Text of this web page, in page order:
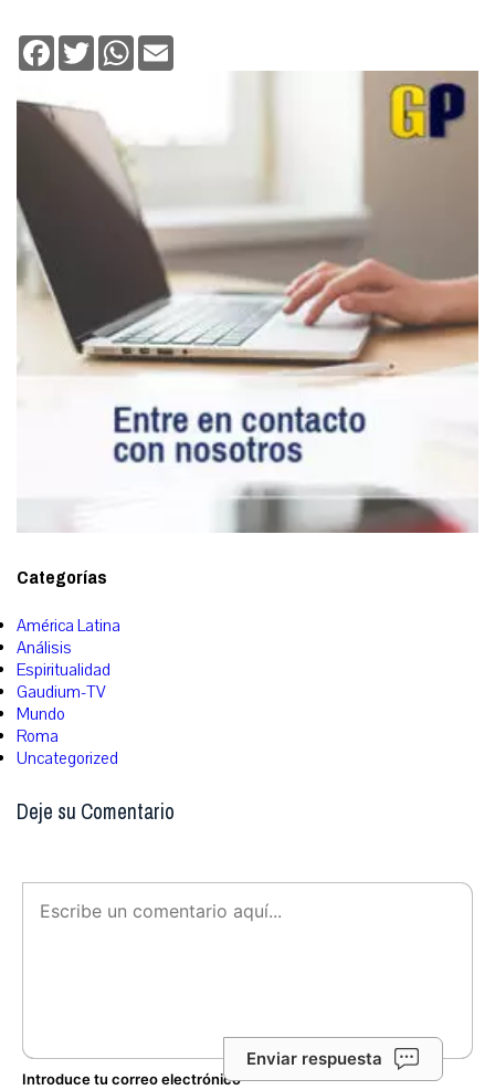
Facebook
TwitterWhatsApp
Categorías
América Latina
Análisis
Espiritualidad
Gaudium-TV
Mundo
Roma
Uncategorized
Deje su Comentario
Enviar respuesta
Introduce tu correo electrónico